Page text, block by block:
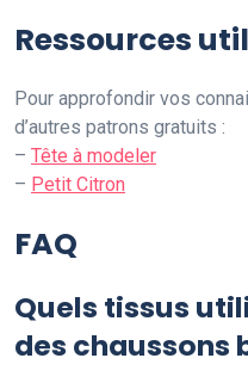
Ressources
Pour approfondir vos
d’autres patrons gratuits :
– Tête à modeler
– Petit Citron
FAQ
Quels tissus
des chaussons